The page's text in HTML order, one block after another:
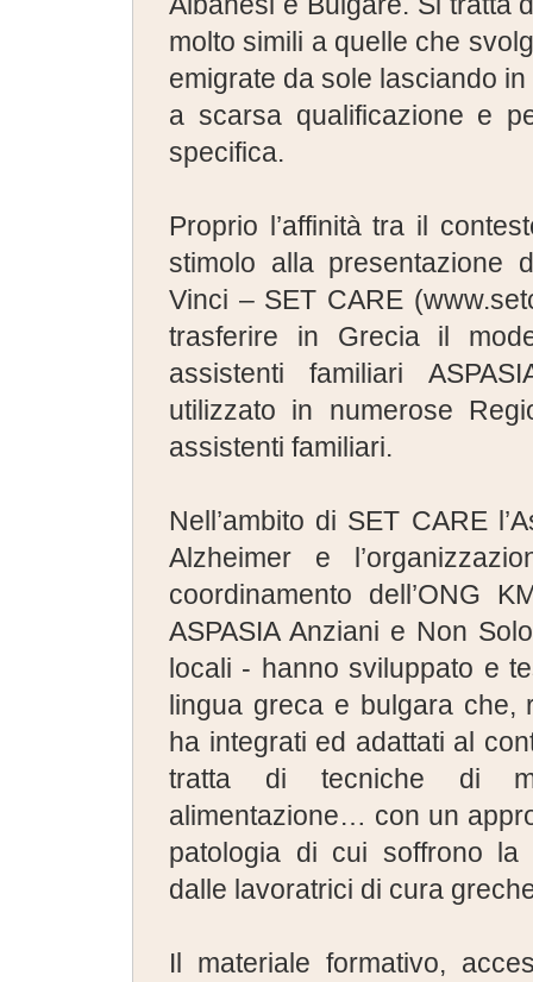
molto simili a quelle che
emigrate da sole lasciando
a scarsa qualificazione e
specifica.
Proprio l’affinità tra il
stimolo alla presentazione
Vinci – SET CARE
trasferire in Grecia il
assistenti familiari
utilizzato in numerose
assistenti familiari.
Nell’ambito di SET CARE
Alzheimer e
coordinamento dell’ONG
ASPASIA Anziani e Non
locali - hanno sviluppato e
lingua greca e bulgara che,
ha integrati ed adattati al
tratta di tecniche di
alimentazione… con un
patologia di cui soffrono la
dalle lavoratrici di cura
Il materiale formativo,